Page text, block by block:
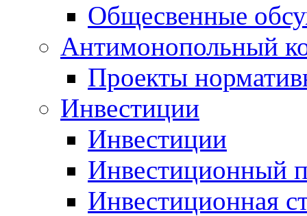
Общесвенные
Антимонопольный
Проекты
Инвестиции
Инвестиции
Инвестиционный
Инвестиционная